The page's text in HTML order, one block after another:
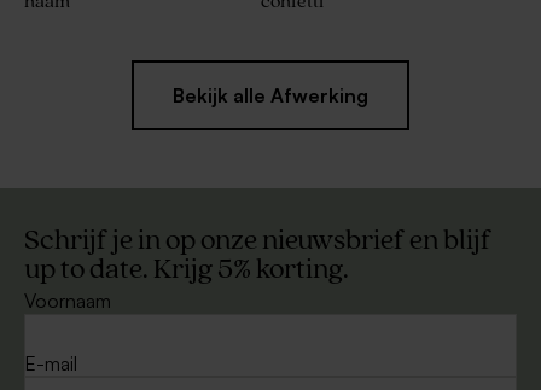
Bekijk alle Afwerking
Schrijf je in op onze nieuwsbrief en blijf
up to date. Krijg 5% korting.
Voornaam
E-mail